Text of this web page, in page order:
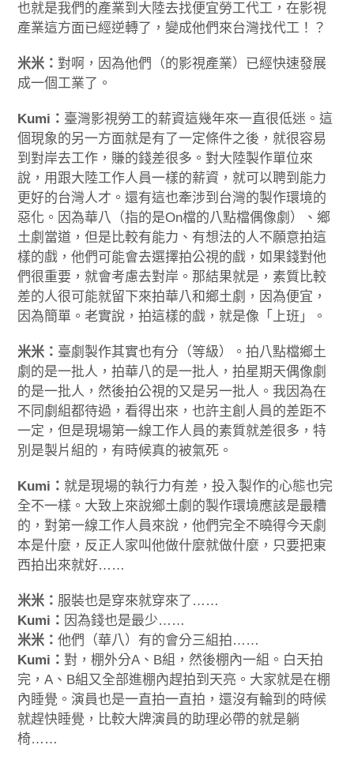
也就是我們的產業到大陸去找便宜勞工代工，在影視
產業這方面已經逆轉了，變成他們來台灣找代工！？
米米：對啊，因為他們（的影視產業）已經快速發展
成一個工業了。
Kumi： 臺灣影視勞工的薪資這幾年來一直很低迷。這
個現象的另一方面就是有了一定條件之後，就很容易
到對岸去工作，賺的錢差很多。對大陸製作單位來
說，用跟大陸工作人員一樣的薪資，就可以聘到能力
更好的台灣人才。還有這也牽涉到台灣的製作環境的
惡化。因為華八（指的是On檔的八點檔偶像劇）、鄉
土劇當道，但是比較有能力、有想法的人不願意拍這
樣的戲，他們可能會去選擇拍公視的戲，如果錢對他
們很重要，就會考慮去對岸。那結果就是，素質比較
差的人很可能就留下來拍華八和鄉土劇，因為便宜，
因為簡單。老實說，拍這樣的戲，就是像「上班」。
米米： 臺劇製作其實也有分（等級）。拍八點檔鄉土
劇的是一批人，拍華八的是一批人，拍星期天偶像劇
的是一批人，然後拍公視的又是另一批人。我因為在
不同劇組都待過，看得出來，也許主創人員的差距不
一定，但是現場第一線工作人員的素質就差很多，特
別是製片組的，有時候真的被氣死。
Kumi： 就是現場的執行力有差，投入製作的心態也完
全不一樣。大致上來說鄉土劇的製作環境應該是最糟
的，對第一線工作人員來說，他們完全不曉得今天劇
本是什麼，反正人家叫他做什麼就做什麼，只要把東
西拍出來就好……
米米： 服裝也是穿來就穿來了……
Kumi： 因為錢也是最少……
米米：他們（華八）有的會分三組拍……
Kumi：對，棚外分A、B組，然後棚內一組。白天拍
完，A、B組又全部進棚內趕拍到天亮。大家就是在棚
內睡覺。演員也是一直拍一直拍，還沒有輪到的時候
就趕快睡覺，比較大牌演員的助理必帶的就是躺
椅……